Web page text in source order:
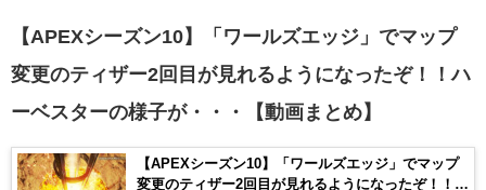
【APEXシーズン10】「ワールズエッジ」でマップ
変更のティザー2回目が見れるようになったぞ！！ハ
ーベスターの様子が・・・【動画まとめ】
【APEXシーズン10】「ワールズエッジ」でマップ
変更のティザー2回目が見れるようになったぞ！！ハ